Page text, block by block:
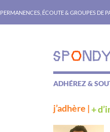
PERMANENCES, ÉCOUTE & GROUPES DE
ADHÉREZ &
j’adhère |+